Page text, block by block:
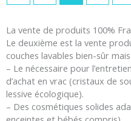
La vente de produits 100%
Le deuxième est la vente
couches lavables bien-sûr
– Le nécessaire pour
d’achat en vrac (cristaux de
lessive écologique).
– Des cosmétiques solides